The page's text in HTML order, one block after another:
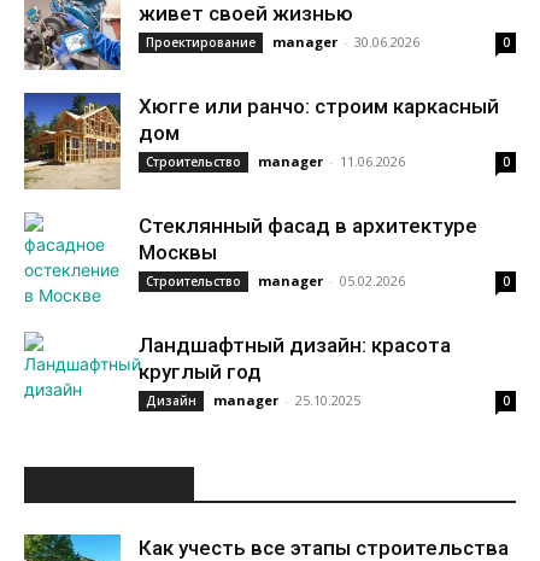
живет своей жизнью
Проектирование manager - 30.06.2026 0
Хюгге или ранчо: строим каркасный
дом
Строительство manager - 11.06.2026 0
Стеклянный фасад в архитектуре
Москвы
Строительство manager - 05.02.2026 0
Ландшафтный дизайн: красота
круглый год
Дизайн manager - 25.10.2025 0
Как учесть все этапы строительства